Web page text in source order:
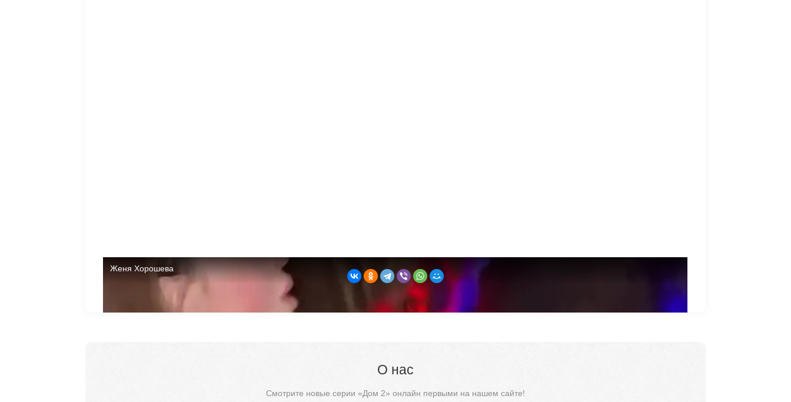
О нас
Смотрите новые серии «Дом 2» онлайн первыми на нашем сайте!